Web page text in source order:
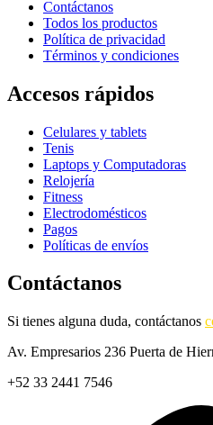
Contáctanos
Todos los productos
Política de privacidad
Términos y condiciones
Accesos rápidos
Celulares y tablets
Tenis
Laptops y Computadoras
Relojería
Fitness
Electrodomésticos
Pagos
Políticas de envíos
Contáctanos
Si tienes alguna duda, contáctanos
Av. Empresarios 236 Puerta de
+52 33 2441 7546